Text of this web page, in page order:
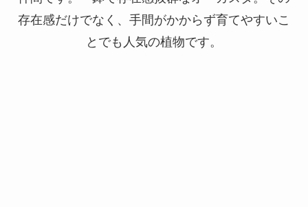
存在感だけでなく、手間がかからず育てやすいこ
とでも人気の植物です。